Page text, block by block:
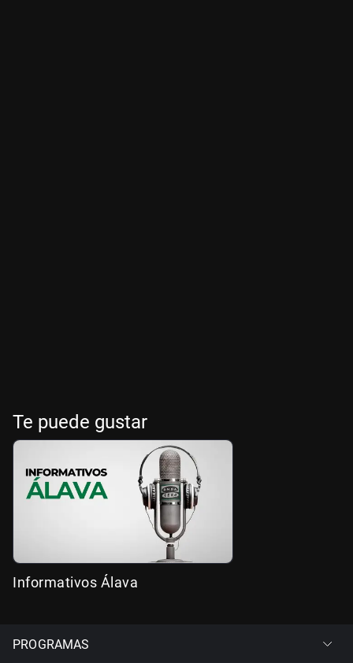
Te puede gustar
Informativos Álava
PROGRAMAS